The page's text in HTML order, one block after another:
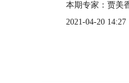
本期专家：贾美
2021-04-20 14:27